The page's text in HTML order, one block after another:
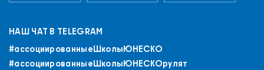
НАШ ЧАТ В TELEGRAM
#ассоциированныеШколыЮНЕСКO
#ассоциированныеШколыЮНЕСКОрулят